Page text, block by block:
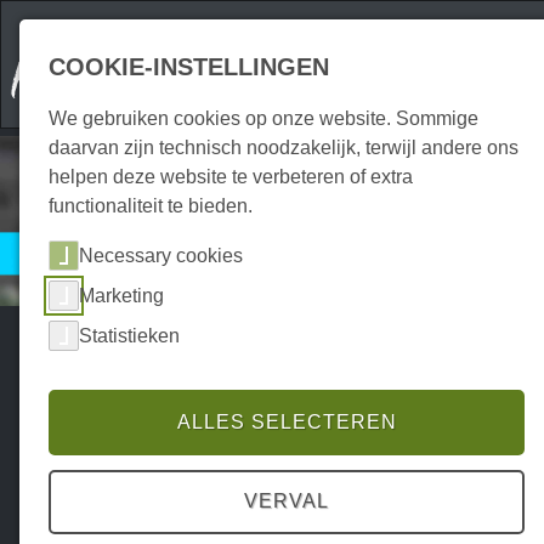
Harzspots Service
Geldautomaten
HarzCard
HARZwert
Artsen
COOKIE-INSTELLINGEN
We gebruiken cookies op onze website. Sommige
daarvan zijn technisch noodzakelijk, terwijl andere ons
helpen deze website te verbeteren of extra
functionaliteit te bieden.
Necessary cookies
Marketing
Statistieken
ALLES SELECTEREN
VERVAL